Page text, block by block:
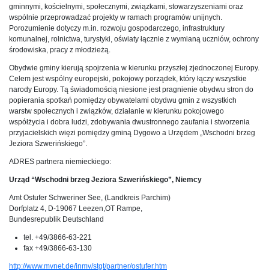
gminnymi, kościelnymi, społecznymi, związkami, stowarzyszeniami oraz
wspólnie przeprowadzać projekty w ramach programów unijnych.
Porozumienie dotyczy m.in. rozwoju gospodarczego, infrastruktury
komunalnej, rolnictwa, turystyki, oświaty łącznie z wymianą uczniów, ochrony
środowiska, pracy z młodzieżą.
Obydwie gminy kierują spojrzenia w kierunku przyszłej zjednoczonej Europy.
Celem jest wspólny europejski, pokojowy porządek, który łączy wszystkie
narody Europy. Tą świadomością niesione jest pragnienie obydwu stron do
popierania spotkań pomiędzy obywatelami obydwu gmin z wszystkich
warstw społecznych i związków, działanie w kierunku pokojowego
współżycia i dobra ludzi, zdobywania dwustronnego zaufania i stworzenia
przyjacielskich więzi pomiędzy gminą Dygowo a Urzędem „Wschodni brzeg
Jeziora Szwerińskiego”.
ADRES partnera niemieckiego:
Urząd “Wschodni brzeg Jeziora Szwerińskiego”, Niemcy
Amt Ostufer Schweriner See, (Landkreis Parchim)
Dorfplatz 4, D-19067 Leezen,OT Rampe,
Bundesrepublik Deutschland
tel. +49/3866-63-221
fax +49/3866-63-130
http://www.mvnet.de/inmv/stgt/partner/ostufer.htm